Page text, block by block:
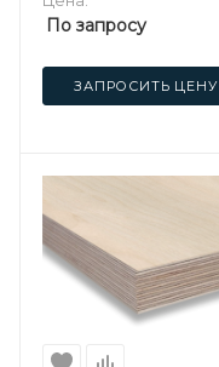
По запросу
ЗАПРОСИТЬ ЦЕНУ